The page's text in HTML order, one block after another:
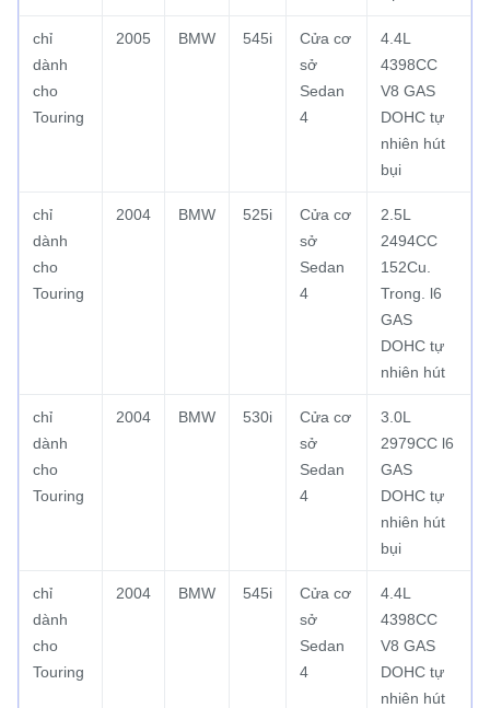
chỉ
dành
cho
Touring
2005 BMW 545i
Cửa cơ
sở
Sedan
4
4.4L
4398CC
V8 GAS
DOHC tự
nhiên hút
bụi
chỉ
dành
cho
Touring
2004 BMW 525i
Cửa cơ
sở
Sedan
4
2.5L
2494CC
152Cu.
Trong.
l6
GAS
DOHC tự
nhiên hút
chỉ
dành
cho
Touring
2004 BMW 530i
Cửa cơ
sở
Sedan
4
3.0L
2979CC l6
GAS
DOHC tự
nhiên hút
bụi
chỉ
dành
cho
Touring
2004 BMW 545i
Cửa cơ
sở
Sedan
4
4.4L
4398CC
V8 GAS
DOHC tự
nhiên hút